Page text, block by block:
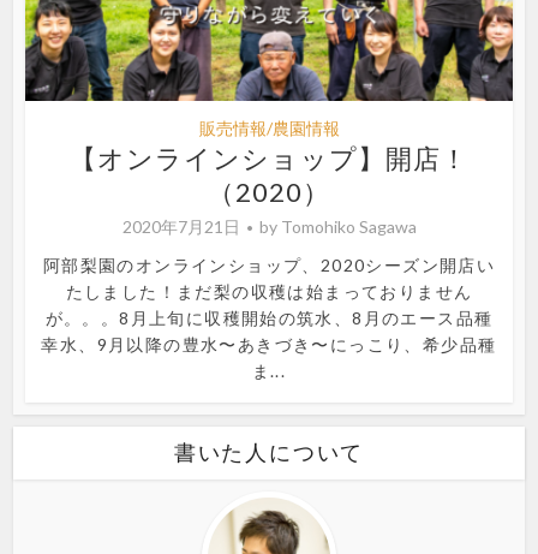
販売情報/農園情報
【オンラインショップ】開店！
（2020）
2020年7月21日 by Tomohiko Sagawa
阿部梨園のオンラインショップ、2020シーズン開店い
たしました！まだ梨の収穫は始まっておりません
が。。。8月上旬に収穫開始の筑水、8月のエース品種
幸水、9月以降の豊水〜あきづき〜にっこり、希少品種
ま...
書いた人について